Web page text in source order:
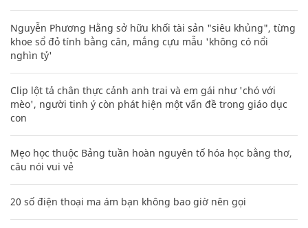
Nguyễn Phương Hằng sở hữu khối tài sản "siêu khủng", từng
khoe sổ đỏ tính bằng cân, mắng cựu mẫu 'không có nổi
nghìn tỷ'
Clip lột tả chân thực cảnh anh trai và em gái như 'chó với
mèo', người tinh ý còn phát hiện một vấn đề trong giáo dục
con
Mẹo học thuộc Bảng tuần hoàn nguyên tố hóa học bằng thơ,
câu nói vui vẻ
20 số điện thoại ma ám bạn không bao giờ nên gọi